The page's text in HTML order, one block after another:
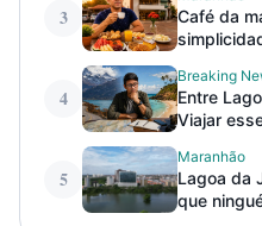
3
Café da
4
Breaking
Entre
Viajar
5
Maranhão
Lagoa da
que